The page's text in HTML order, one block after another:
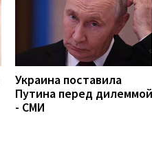
Украина поставила
Путина перед дилеммой
- СМИ